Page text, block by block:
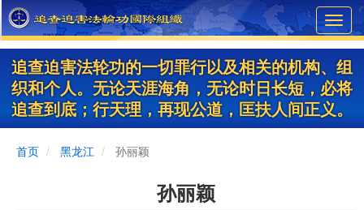
Skip
to
main
content
追查迫害法轮功的一切罪行以及相关的机构、组
织和个人。无论天涯海角，无论时日长短，必将
追查到底；行天理，再现公道，匡扶人间正义。
首页 黑龙江 孙丽颖
孙丽颖